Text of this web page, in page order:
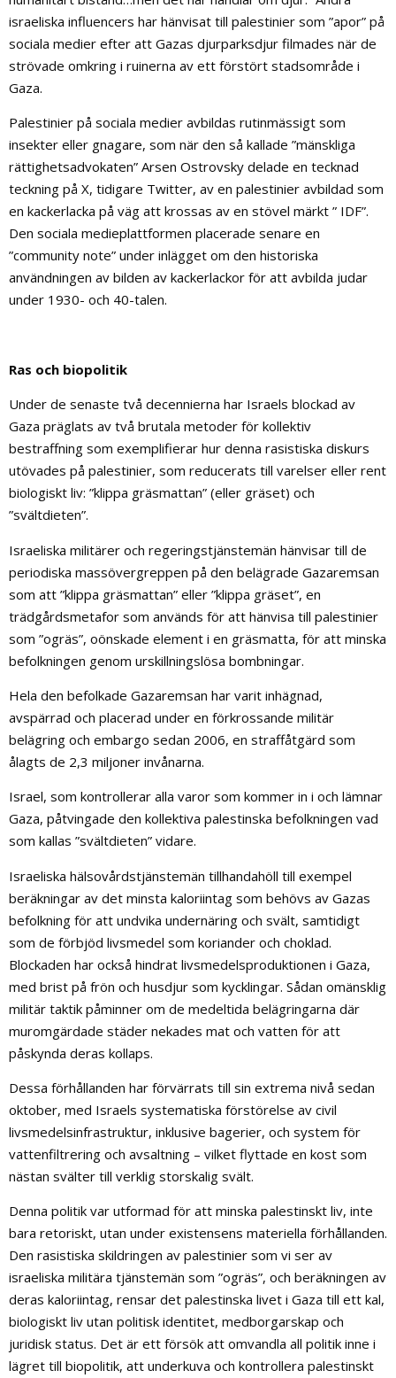
israeliska influencers har hänvisat till palestinier som ”apor” på
sociala medier efter att Gazas djurparksdjur filmades när de
strövade omkring i ruinerna av ett förstört stadsområde i
Gaza.
Palestinier på sociala medier avbildas rutinmässigt som
insekter eller gnagare, som när den så kallade ”mänskliga
rättighetsadvokaten” Arsen Ostrovsky delade en tecknad
teckning på X, tidigare Twitter, av en palestinier avbildad som
en kackerlacka på väg att krossas av en stövel märkt ” IDF”.
Den sociala medieplattformen placerade senare en
”community note” under inlägget om den historiska
användningen av bilden av kackerlackor för att avbilda judar
under 1930- och 40-talen.
Ras och biopolitik
Under de senaste två decennierna har Israels blockad av
Gaza präglats av två brutala metoder för kollektiv
bestraffning som exemplifierar hur denna rasistiska diskurs
utövades på palestinier, som reducerats till varelser eller rent
biologiskt liv: ”klippa gräsmattan” (eller gräset) och
”svältdieten”.
Israeliska militärer och regeringstjänstemän hänvisar till de
periodiska massövergreppen på den belägrade Gazaremsan
som att ”klippa gräsmattan” eller ”klippa gräset”, en
trädgårdsmetafor som används för att hänvisa till palestinier
som ”ogräs”, oönskade element i en gräsmatta, för att minska
befolkningen genom urskillningslösa bombningar.
Hela den befolkade Gazaremsan har varit inhägnad,
avspärrad och placerad under en förkrossande militär
belägring och embargo sedan 2006, en straffåtgärd som
ålagts de 2,3 miljoner invånarna.
Israel, som kontrollerar alla varor som kommer in i och lämnar
Gaza, påtvingade den kollektiva palestinska befolkningen vad
som kallas ”svältdieten” vidare.
Israeliska hälsovårdstjänstemän tillhandahöll till exempel
beräkningar av det minsta kaloriintag som behövs av Gazas
befolkning för att undvika undernäring och svält, samtidigt
som de förbjöd livsmedel som koriander och choklad.
Blockaden har också hindrat livsmedelsproduktionen i Gaza,
med brist på frön och husdjur som kycklingar. Sådan omänsklig
militär taktik påminner om de medeltida belägringarna där
muromgärdade städer nekades mat och vatten för att
påskynda deras kollaps.
Dessa förhållanden har förvärrats till sin extrema nivå sedan
oktober, med Israels systematiska förstörelse av civil
livsmedelsinfrastruktur, inklusive bagerier, och system för
vattenfiltrering och avsaltning – vilket flyttade en kost som
nästan svälter till verklig storskalig svält.
Denna politik var utformad för att minska palestinskt liv, inte
bara retoriskt, utan under existensens materiella förhållanden.
Den rasistiska skildringen av palestinier som vi ser av
israeliska militära tjänstemän som ”ogräs”, och beräkningen av
deras kaloriintag, rensar det palestinska livet i Gaza till ett kal,
biologiskt liv utan politisk identitet, medborgarskap och
juridisk status. Det är ett försök att omvandla all politik inne i
lägret till biopolitik, att underkuva och kontrollera palestinskt